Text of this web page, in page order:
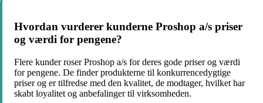
Hvordan vurderer kunderne Proshop a/s priser
og værdi for pengene?
Flere kunder roser Proshop a/s for deres gode priser og værdi
for pengene. De finder produkterne til konkurrencedygtige
priser og er tilfredse med den kvalitet, de modtager, hvilket har
skabt loyalitet og anbefalinger til virksomheden.